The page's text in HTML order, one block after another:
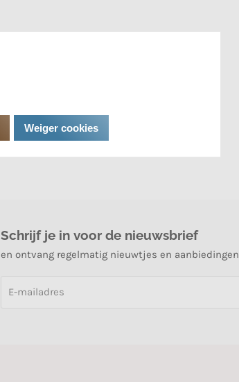
Schrijf je in voor de nieuwsbrief
en ontvang regelmatig nieuwtjes en aanbiedingen
Weiger cookies